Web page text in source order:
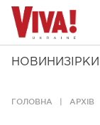
НОВИНИ ЗІРКИ
ГОЛОВНА АРХІВ